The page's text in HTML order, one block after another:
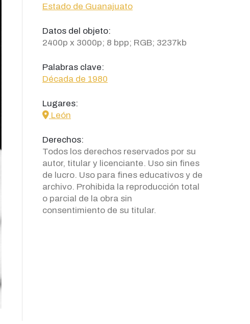
Estado de Guanajuato
Datos del objeto:
2400p x 3000p; 8 bpp; RGB; 3237kb
Palabras clave:
Década de 1980
Lugares:
icon
León
Derechos:
Todos los derechos reservados por su
autor, titular y licenciante. Uso sin fines
de lucro. Uso para fines educativos y de
archivo. Prohibida la reproducción total
o parcial de la obra sin
consentimiento de su titular.